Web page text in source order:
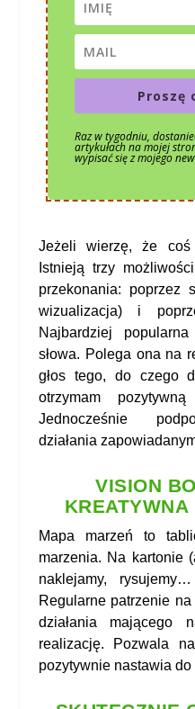
Proszę
Raz w tygodniu,
artykułach na mojej
wypisać się z mojego
Jeżeli wierzę, że
Istnieją trzy
przekonania: poprzez
wizualizacja) i
Najbardziej
słowa. Polega ona na
głos tego, do czego
otrzymam
Jednocześnie
działania
VISION
Mapa marzeń to
marzenia. Na kartonie
naklejamy,
Regularne patrzenie
działania mającego
realizację. Pozwala
pozytywnie nastawia